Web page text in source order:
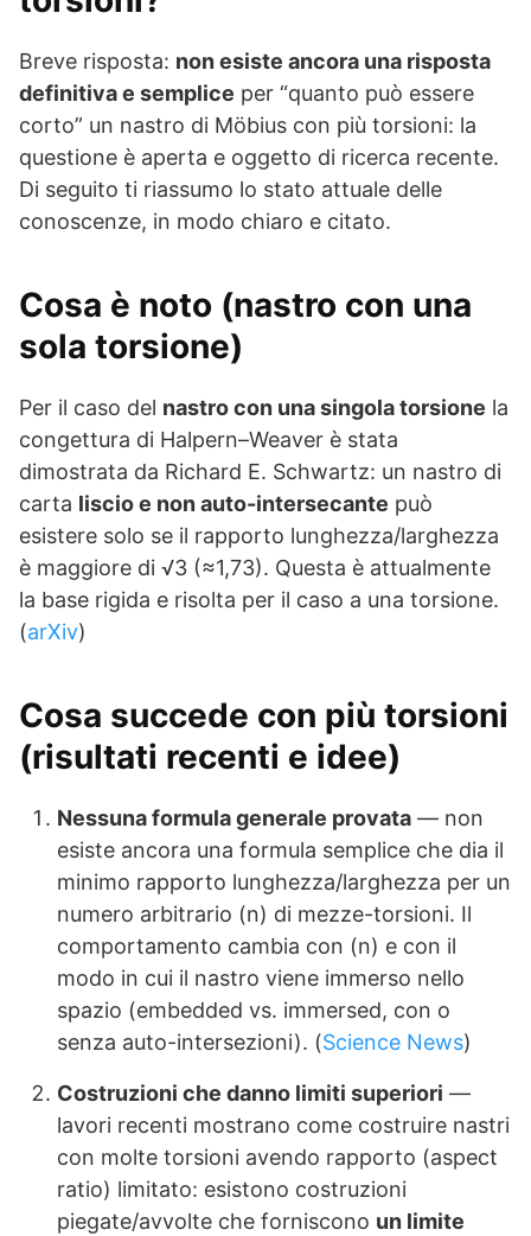
Breve risposta: non esiste ancora una risposta
definitiva e semplice per “quanto può essere
corto” un nastro di Möbius con più torsioni: la
questione è aperta e oggetto di ricerca recente.
Di seguito ti riassumo lo stato attuale delle
conoscenze, in modo chiaro e citato.
Cosa è noto (nastro con una
sola torsione)
Per il caso del nastro con una singola torsione la
congettura di Halpern–Weaver è stata
dimostrata da Richard E. Schwartz: un nastro di
carta liscio e non auto-intersecante può
esistere solo se il rapporto lunghezza/larghezza
è maggiore di √3 (≈1,73). Questa è attualmente
la base rigida e risolta per il caso a una torsione.
(arXiv)
Cosa succede con più torsioni
(risultati recenti e idee)
Nessuna formula generale provata — non
esiste ancora una formula semplice che dia il
minimo rapporto lunghezza/larghezza per un
numero arbitrario (n) di mezze-torsioni. Il
comportamento cambia con (n) e con il
modo in cui il nastro viene immerso nello
spazio (embedded vs. immersed, con o
senza auto-intersezioni). (Science News)
Costruzioni che danno limiti superiori —
lavori recenti mostrano come costruire nastri
con molte torsioni avendo rapporto (aspect
ratio) limitato: esistono costruzioni
piegate/avvolte che forniscono un limite